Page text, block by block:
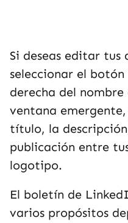
Si deseas editar tus
seleccionar el
derecha del
ventana
título, la
publicación entre
logotipo.
El boletín de
varios propósitos